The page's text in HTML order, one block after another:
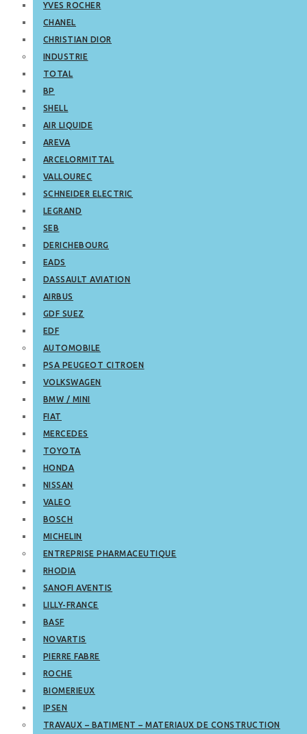
YVES ROCHER
CHANEL
CHRISTIAN DIOR
INDUSTRIE
TOTAL
BP
SHELL
AIR LIQUIDE
AREVA
ARCELORMITTAL
VALLOUREC
SCHNEIDER ELECTRIC
LEGRAND
SEB
DERICHEBOURG
EADS
DASSAULT AVIATION
AIRBUS
GDF SUEZ
EDF
AUTOMOBILE
PSA PEUGEOT CITROEN
VOLKSWAGEN
BMW / MINI
FIAT
MERCEDES
TOYOTA
HONDA
NISSAN
VALEO
BOSCH
MICHELIN
ENTREPRISE PHARMACEUTIQUE
RHODIA
SANOFI AVENTIS
LILLY-FRANCE
BASF
NOVARTIS
PIERRE FABRE
ROCHE
BIOMERIEUX
IPSEN
TRAVAUX – BATIMENT – MATERIAUX DE CONSTRUCTION